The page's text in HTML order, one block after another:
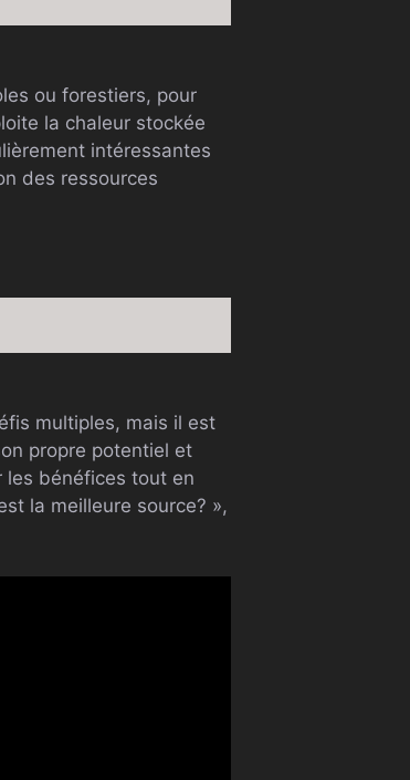
ou forestiers, pour
la chaleur stockée
intéressantes
des ressources
multiples, mais il est
propre potentiel et
les bénéfices tout en
la meilleure source? »,